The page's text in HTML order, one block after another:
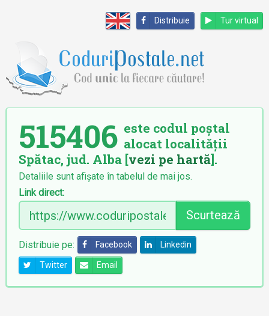
Distribuie Tur virtual
515406 este codul poștal
alocat localității
Spătac, jud. Alba [vezi pe hartă].
Detaliile sunt afișate în tabelul de mai jos.
Link direct:
Scurtează
Distribuie pe: Facebook Linkedin
Twitter Email